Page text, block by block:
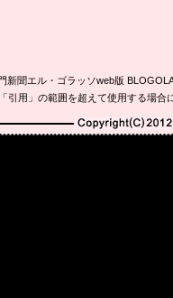
新聞エル・ゴラッソweb版
引用」の範囲を超えて使用する場
Copyright(C)2010-